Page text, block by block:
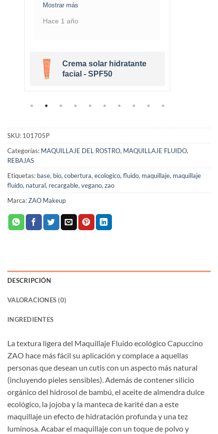
Mostrar más
Hace 1 año
Crema solar hidratante
facial - SPF50
SKU: 101705P
Categorías: MAQUILLAJE DEL ROSTRO, MAQUILLAJE FLUIDO,
REBAJAS
Etiquetas: base, bio,cobertura,ecologico,fluido, maquillaje, maquillaje
fluido, natural, recargable,vegano,zao
Marca:ZAO Makeup
DESCRIPCIÓN
VALORACIONES (0)
INGREDIENTES
La textura ligera del Maquillaje Fluido ecológico Capuccino
ZAO hace más fácil su aplicación y complace a aquellas
personas que desean un cutis con un aspecto más natural
(incluyendo pieles sensibles). Además de contener silicio
orgánico del hidrosol de bambú, el aceite de almendra dulce
ecológico, la jojoba y la manteca de karité dan a este
maquillaje un efecto de hidratación profunda y una tez
luminosa. Acabar el maquillaje con un toque de polvo y